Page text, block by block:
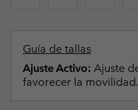
Guía de tallas
Ajuste Activo: Ajuste
favorecer la movilidad.